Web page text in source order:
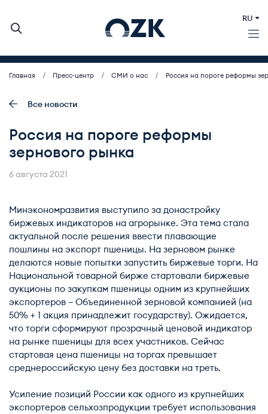
ИНВЕСТОРАМ
МСП (ЗАКУПКИ)
RU
Главная Пресс-центр СМИ о нас Россия на пороге реформы
Все новости
Россия на пороге реформы
зернового рынка
6 августа 2021
Минэкономразвития выступило за донастройку
биржевых индикаторов на агрорынке. Эта тема стала
актуальной после решения ввести плавающие
пошлины на экспорт пшеницы. На зерновом рынке
делаются новые попытки запустить биржевые торги. На
Национальной товарной бирже стартовали биржевые
аукционы по закупкам пшеницы одним из крупнейших
экспортеров – Объединенной зерновой компанией (на
50% + 1 акция принадлежит государству). Ожидается,
что торги сформируют прозрачный ценовой индикатор
на рынке пшеницы для всех участников. Сейчас
стартовая цена пшеницы на торгах превышает
среднероссийскую цену без доставки на треть.
Усиление позиций России как одного из крупнейших
экспортеров сельхозпродукции требует использования